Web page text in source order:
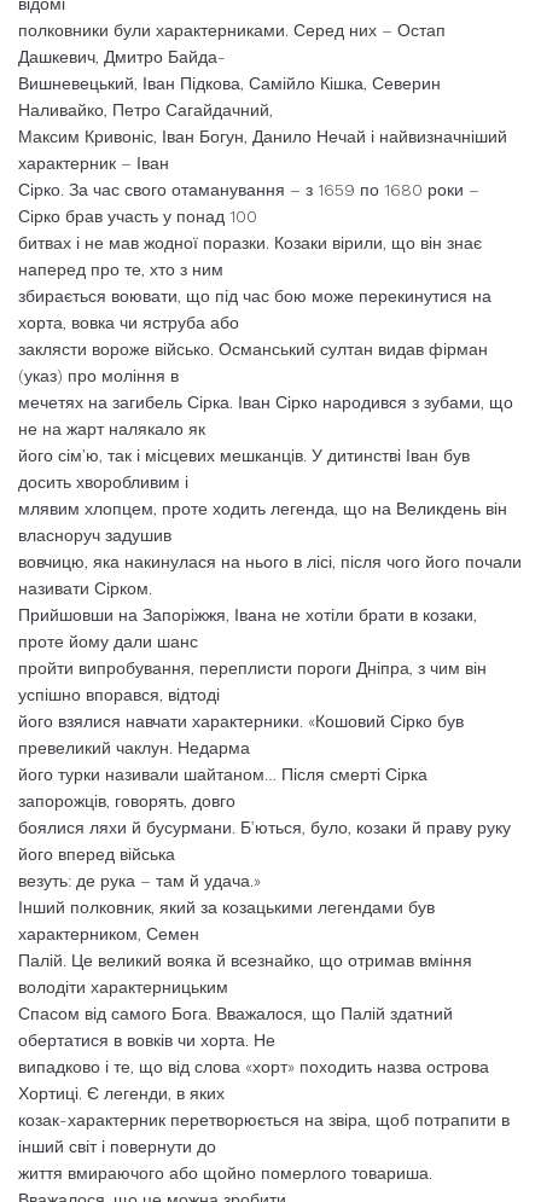
полковники були характерниками. Серед них – Остап
Дашкевич, Дмитро Байда-
Вишневецький, Іван Підкова, Самійло Кішка, Северин
Наливайко, Петро Сагайдачний,
Максим Кривоніс, Іван Богун, Данило Нечай і найвизначніший
характерник – Іван
Сірко. За час свого отаманування – з 1659 по 1680 роки –
Сірко брав участь у понад 100
битвах і не мав жодної поразки. Козаки вірили, що він знає
наперед про те, хто з ним
збирається воювати, що під час бою може перекинутися на
хорта, вовка чи яструба або
заклясти вороже військо. Османський султан видав фірман
(указ) про моління в
мечетях на загибель Сірка. Іван Сірко народився з зубами, що
не на жарт налякало як
його сім’ю, так і місцевих мешканців. У дитинстві Іван був
досить хворобливим і
млявим хлопцем, проте ходить легенда, що на Великдень він
власноруч задушив
вовчицю, яка накинулася на нього в лісі, після чого його почали
називати Сірком.
Прийшовши на Запоріжжя, Івана не хотіли брати в козаки,
проте йому дали шанс
пройти випробування, переплисти пороги Дніпра, з чим він
успішно впорався, відтоді
його взялися навчати характерники. «Кошовий Сірко був
превеликий чаклун. Недарма
його турки називали шайтаном… Після смерті Сірка
запорожців, говорять, довго
боялися ляхи й бусурмани. Б’ються, було, козаки й праву руку
його вперед війська
везуть: де рука – там й удача.»
Інший полковник, який за козацькими легендами був
характерником, Семен
Палій. Це великий вояка й всезнайко, що отримав вміння
володіти характерницьким
Спасом від самого Бога. Вважалося, що Палій здатний
обертатися в вовків чи хорта. Не
випадково і те, що від слова «хорт» походить назва острова
Хортиці. Є легенди, в яких
козак-характерник перетворюється на звіра, щоб потрапити в
інший світ і повернути до
життя вмираючого або щойно померлого товариша.